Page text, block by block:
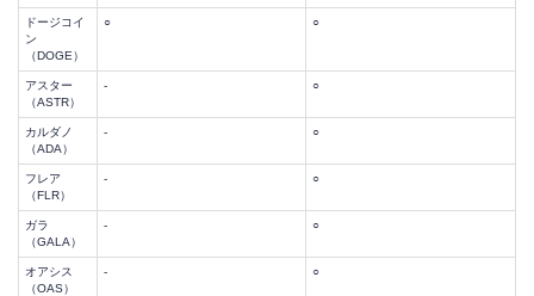
ドージコイ
ン
（DOGE）
○ ○
アスター
（ASTR）
- ○
カルダノ
（ADA）
- ○
フレア
（FLR）
- ○
ガラ
（GALA）
- ○
オアシス
（OAS）
- ○